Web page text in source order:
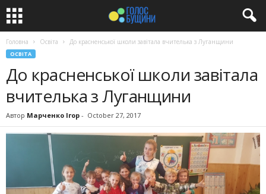
Головна Освіта До красненської школи завітала вчителька з Луганщини
ОСВІТА
До красненської школи завітала
вчителька з Луганщини
Автор Марченко Ігор - October 27, 2017